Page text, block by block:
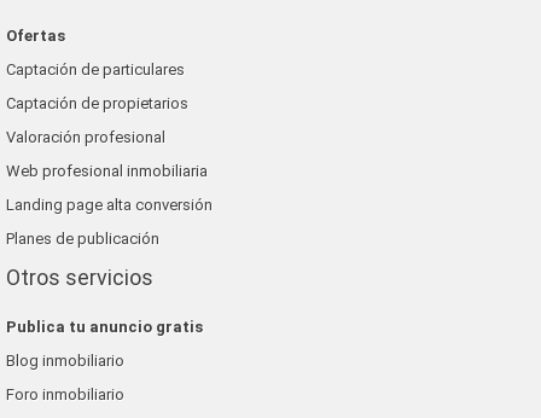
Ofertas
Captación de particulares
Captación de propietarios
Valoración profesional
Web profesional inmobiliaria
Landing page alta conversión
Planes de publicación
Otros servicios
Publica tu anuncio gratis
Blog inmobiliario
Foro inmobiliario